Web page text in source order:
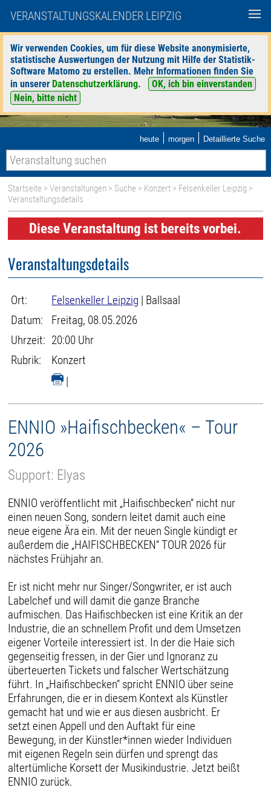
VERANSTALTUNGSKALENDER LEIPZIG
Wir verwenden Cookies, um für diese Website anonymisierte,
statistische Auswertungen der Nutzung mit Hilfe der Statistik-
Software Matomo zu erstellen. Mehr Informationen finden Sie
in unserer Datenschutzerklärung.
OK, ich bin einverstanden
Nein, bitte nicht
heute | morgen | Detaillierte Suche
Startseite >Veranstaltungen > Suche > Konzert > Felsenkeller Leipzig >
Veranstaltungsdetails
Diese Veranstaltung ist bereits vorbei.
Veranstaltungsdetails
Ort: Felsenkeller Leipzig | Ballsaal
Datum:
Freitag, 08.05.2026
Uhrzeit: 20:00 Uhr
Rubrik:
Konzert
|
ENNIO »Haifischbecken« – Tour
2026
Support: Elyas
ENNIO veröffentlicht mit „Haifischbecken“ nicht nur
einen neuen Song, sondern leitet damit auch eine
neue eigene Ära ein. Mit der neuen Single kündigt er
außerdem die „HAIFISCHBECKEN“ TOUR 2026 für
nächstes Frühjahr an.
Er ist nicht mehr nur Singer/Songwriter, er ist auch
Labelchef und will damit die ganze Branche
aufmischen. Das Haifischbecken ist eine Kritik an der
Industrie, die an schnellem Profit und dem Umsetzen
eigener Vorteile interessiert ist. In der die Haie sich
gegenseitig fressen, in der Gier und Ignoranz zu
überteuerten Tickets und falscher Wertschätzung
führt. In „Haifischbecken“ spricht ENNIO über seine
Erfahrungen, die er in diesem Kontext als Künstler
gemacht hat und wie er aus diesen ausbricht. Er
setzt einen Appell und den Auftakt für eine
Bewegung, in der Künstler*innen wieder Individuen
mit eigenen Regeln sein dürfen und sprengt das
altertümliche Korsett der Musikindustrie. Jetzt beißt
ENNIO zurück.